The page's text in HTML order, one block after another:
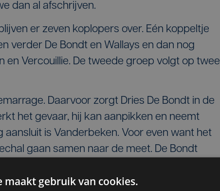
dan al afschrijven.
er zeven koplopers over. Eén koppeltje
verder De Bondt en Wallays en dan nog
en Vercouillie. De tweede groep volgt op twee
Daarvoor zorgt Dries De Bondt in de
het gevaar, hij kan aanpikken en neemt
aansluit is Vanderbeken. Voor even want het
gaan samen naar de meet. De Bondt
te remonteren maar De Bondt houdt
komt enkele seconden later als vierde
maakt gebruik van cookies.